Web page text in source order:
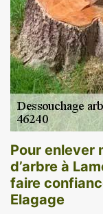
Pour enlever
d’arbre à
faire
Elagage